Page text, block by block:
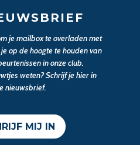
je mailbox te overladen met
op de hoogte te houden van
in onze club.
weten? Schrijf je hier in
nieuwsbrief.
MIJ IN